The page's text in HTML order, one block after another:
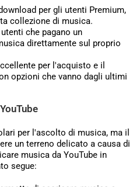
per gli utenti Premium,
collezione di musica.
che pagano un
direttamente sul proprio
per l'acquisto e il
opzioni che vanno dagli ultimi
per l'ascolto di musica, ma il
un terreno delicato a causa di
musica da YouTube in
segue: